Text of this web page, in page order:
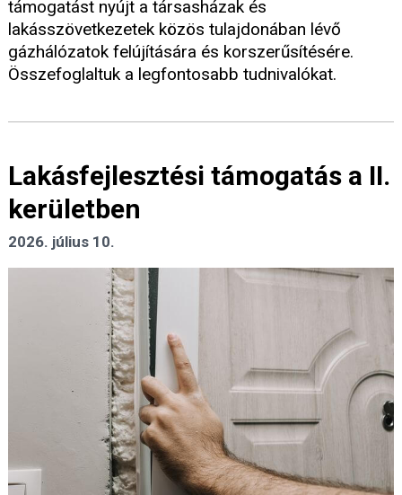
támogatást nyújt a társasházak és
lakásszövetkezetek közös tulajdonában lévő
gázhálózatok felújítására és korszerűsítésére.
Összefoglaltuk a legfontosabb tudnivalókat.
Lakásfejlesztési támogatás a II.
kerületben
2026. július 10.